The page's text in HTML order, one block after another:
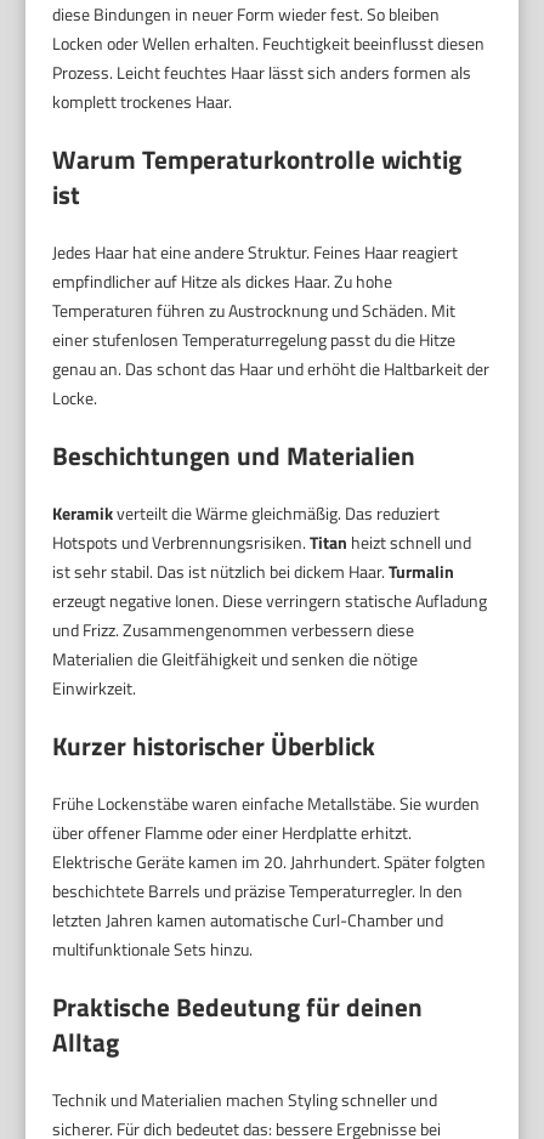
diese Bindungen in neuer Form wieder fest. So bleiben
Locken oder Wellen erhalten. Feuchtigkeit beeinflusst diesen
Prozess. Leicht feuchtes Haar lässt sich anders formen als
komplett trockenes Haar.
WarumTemperaturkontrollewichtig
ist
Jedes Haar hat eine andere Struktur. Feines Haar reagiert
empfindlicher auf Hitze als dickes Haar. Zu hohe
Temperaturen führen zu Austrocknung und Schäden. Mit
einer stufenlosen Temperaturregelung passt du die Hitze
genau an. Das schont das Haar und erhöht die Haltbarkeit der
Locke.
Beschichtungen und Materialien
Keramikverteilt die Wärme gleichmäßig. Das reduziert
Hotspots und Verbrennungsrisiken.Titan heizt schnell und
ist sehr stabil. Das ist nützlich bei dickem Haar.Turmalin
erzeugt negative Ionen. Diese verringern statische Aufladung
und Frizz. Zusammengenommen verbessern diese
Materialien die Gleitfähigkeit und senken die nötige
Einwirkzeit.
Kurzer historischer Überblick
Frühe Lockenstäbe waren einfache Metallstäbe. Sie wurden
über offener Flamme oder einer Herdplatte erhitzt.
Elektrische Geräte kamen im 20. Jahrhundert. Später folgten
beschichtete Barrels und präzise Temperaturregler. In den
letzten Jahren kamen automatische Curl-Chamber und
multifunktionale Sets hinzu.
Praktische Bedeutung für deinen
Alltag
Technik und Materialien machen Styling schneller und
sicherer. Für dich bedeutet das: bessere Ergebnisse bei